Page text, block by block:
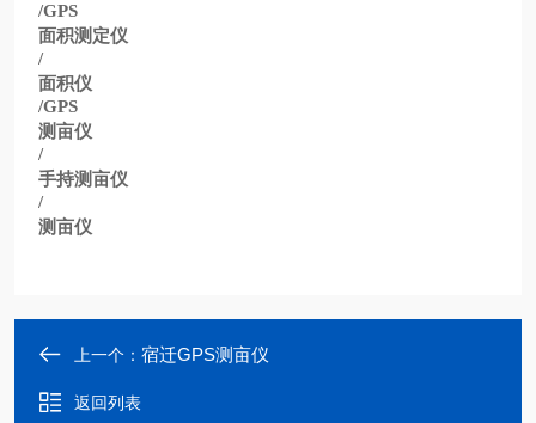
/GPS
面积测定仪
/
面积仪
/GPS
测亩仪
/
手持测亩仪
/
测亩仪
上一个： 宿迁GPS测亩仪
返回列表